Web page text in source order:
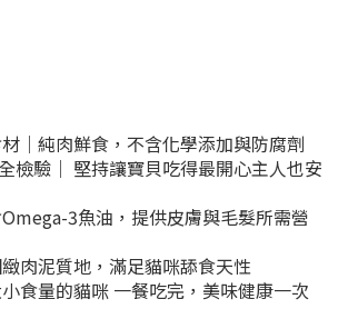
｜純肉鮮食，不含化學添加與防腐劑
檢驗｜ 堅持讓寶貝吃得最開心主人也安
3魚油，提供皮膚與毛髮所需營
肉泥質地，滿足貓咪舔食天性
食量的貓咪 一餐吃完，美味健康一次